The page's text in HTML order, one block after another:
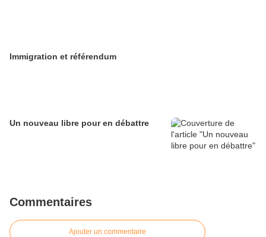
Immigration et référendum
Un nouveau libre pour en débattre
Commentaires
Ajouter un commentaire